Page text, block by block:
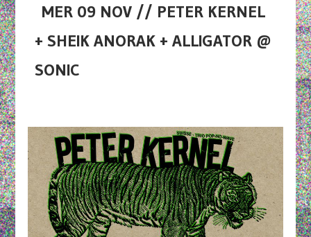
MER 09 NOV // PETER KERNEL
+ SHEIK ANORAK + ALLIGATOR @
SONIC